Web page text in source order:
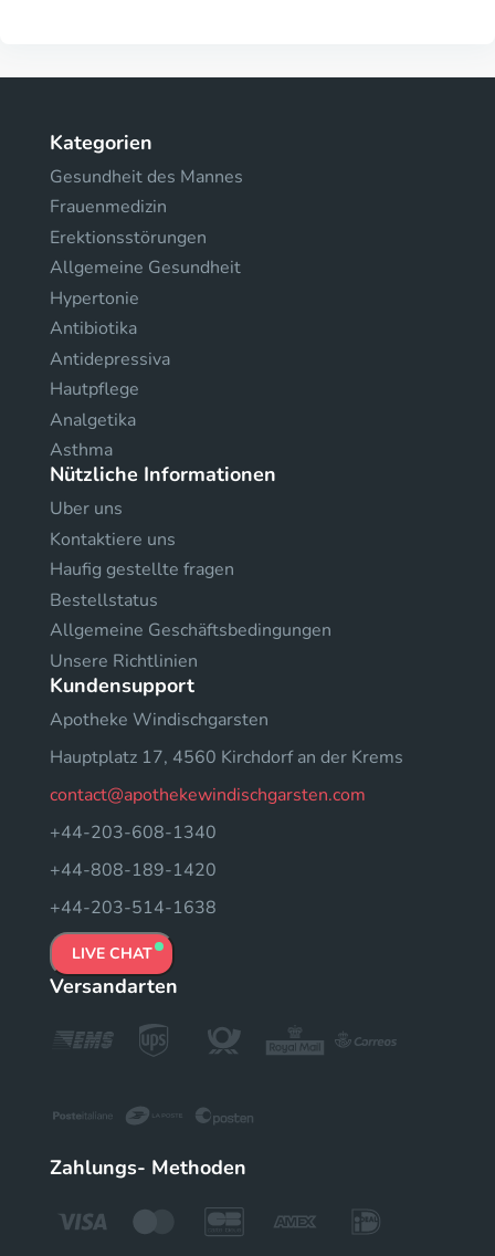
Kategorien
Gesundheit des Mannes
Frauenmedizin
Erektionsstörungen
Allgemeine Gesundheit
Hypertonie
Antibiotika
Antidepressiva
Hautpflege
Analgetika
Asthma
Nützliche Informationen
Uber uns
Kontaktiere uns
Haufig gestellte fragen
Bestellstatus
Allgemeine Geschäftsbedingungen
Unsere Richtlinien
Kundensupport
Apotheke Windischgarsten
Hauptplatz 17, 4560 Kirchdorf an der Krems
contact@apothekewindischgarsten.com
+44-203-608-1340
+44-808-189-1420
+44-203-514-1638
LIVE CHAT
Versandarten
Zahlungs- Methoden